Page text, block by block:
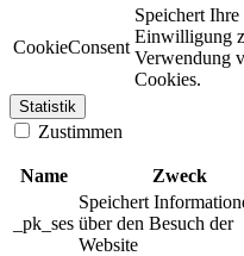
CookieConsent
Speichert Ihre
Einwilligung
Verwendung
Cookies.
Statistik
Zustimmen
Name Zweck
_pk_ses
Speichert
über den Besuch der
Website